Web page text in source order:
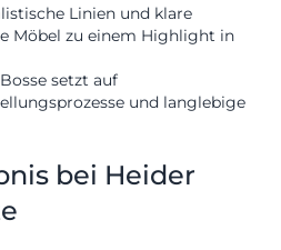
Linien und klare
Möbel zu einem Highlight in
Bosse setzt auf
und langlebige
bei Heider